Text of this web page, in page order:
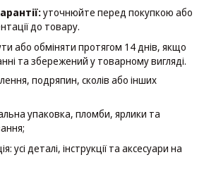
уточнюйте перед покупкою або
до товару.
або обміняти протягом 14 днів, якщо
та збережений у товарному вигляді.
подряпин, сколів або інших
упаковка, пломби, ярлики та
усі деталі, інструкції та аксесуари на